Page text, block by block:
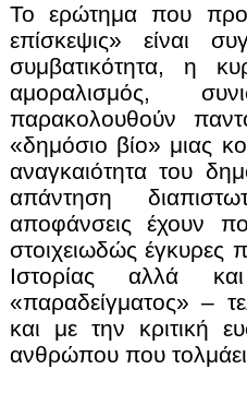
Το ερώτημα που
επίσκεψις» είναι
συμβατικότητα, η
αμοραλισμός,
παρακολουθούν
«δημόσιο βίο» μιας
αναγκαιότητα του
απάντηση
αποφάνσεις έχουν
στοιχειωδώς έγκυρες
Ιστορίας αλλά
«παραδείγματος» –
και με την κριτική
ανθρώπου που